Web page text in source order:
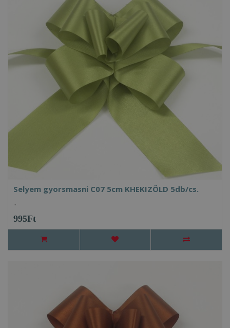
Selyem gyorsmasni C07 5cm KHEKIZÖLD 5db/cs.
..
995Ft